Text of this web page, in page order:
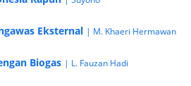
Eksternal | M. Khaeri Hermawan
Biogas | L. Fauzan Hadi